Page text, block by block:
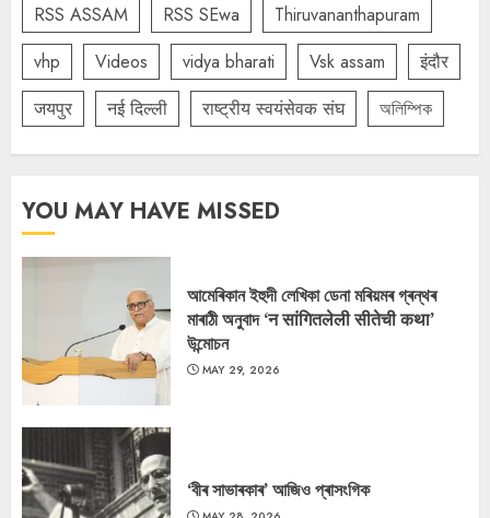
RSS ASSAM
RSS SEwa
Thiruvananthapuram
vhp
Videos vidya bharati Vsk assam
इंदौर
जयपुर
नई दिल्ली राष्ट्रीय स्वयंसेवक संघ অলিম্পিক
YOU MAY HAVE MISSED
আমেৰিকান ইহুদী লেখিকা ডেনা মৰিয়মৰ গ্ৰন্থৰ
মাৰাঠী অনুবাদ ‘न सांगितलेली सीतेची कथा’
উন্মোচন
MAY 29, 2026
‘বীৰ সাভাৰকাৰ’ আজিও প্ৰাসংগিক